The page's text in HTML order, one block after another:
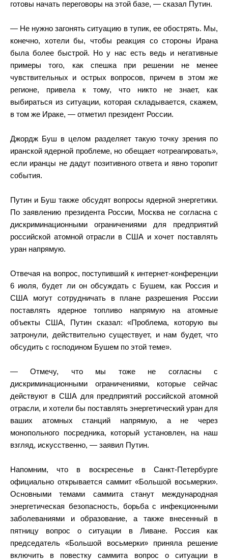
готовы начать переговоры на этой базе, — сказал Путин.
— Не нужно загонять ситуацию в тупик, ее обострять. Мы,
конечно, хотели бы, чтобы реакция со стороны Ирана
была более быстрой. Но у нас есть ведь и негативные
примеры того, как спешка при решении не менее
чувствительных и острых вопросов, причем в этом же
регионе, привела к тому, что никто не знает, как
выбираться из ситуации, которая складывается, скажем,
в том же Ираке, — отметил президент России.
Джордж Буш в целом разделяет такую точку зрения по
иранской ядерной проблеме, но обещает «отреагировать»,
если иранцы не дадут позитивного ответа и явно торопит
события.
Путин и Буш также обсудят вопросы ядерной энергетики.
По заявлению президента России, Москва не согласна с
дискриминационными ограничениями для предприятий
российской атомной отрасли в США и хочет поставлять
уран напрямую.
Отвечая на вопрос, поступивший к интернет-конференции
6 июля, будет ли он обсуждать с Бушем, как Россия и
США могут сотрудничать в плане разрешения России
поставлять ядерное топливо напрямую на атомные
объекты США, Путин сказал: «Проблема, которую вы
затронули, действительно существует, и нам будет, что
обсудить с господином Бушем по этой теме».
— Отмечу, что мы тоже не согласны с
дискриминационными ограничениями, которые сейчас
действуют в США для предприятий российской атомной
отрасли, и хотели бы поставлять энергетический уран для
ваших атомных станций напрямую, а не через
монопольного посредника, который установлен, на наш
взгляд, искусственно, — заявил Путин.
Напомним, что в воскресенье в Санкт-Петербурге
официально открывается саммит «Большой восьмерки».
Основными темами саммита станут международная
энергетическая безопасность, борьба с инфекционными
заболеваниями и образование, а также внесенный в
пятницу вопрос о ситуации в Ливане. Россия как
председатель «Большой восьмерки» приняла решение
включить в повестку саммита вопрос о ситуации в